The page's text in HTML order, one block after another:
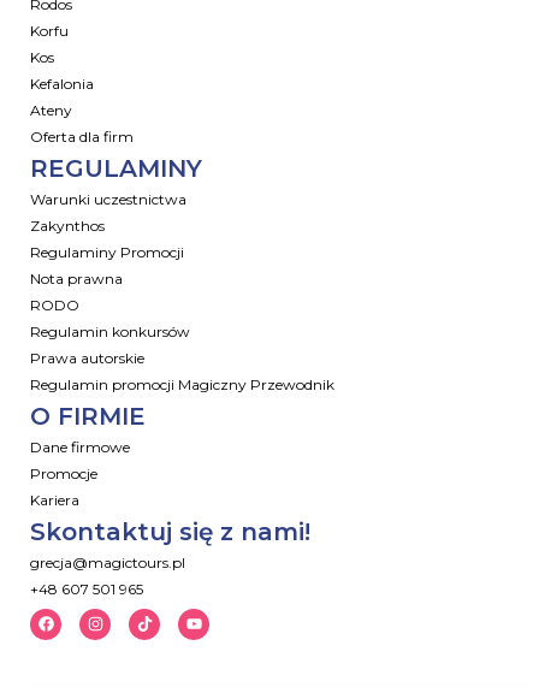
Rodos
Korfu
Kos
Kefalonia
Ateny
Oferta dla firm
REGULAMINY
Warunki uczestnictwa
Zakynthos
Regulaminy Promocji
Nota prawna
RODO
Regulamin konkursów
Prawa autorskie
Regulamin promocji Magiczny Przewodnik
O FIRMIE
Dane firmowe
Promocje
Kariera
Skontaktuj się z nami!
grecja@magictours.pl
+48 607 501 965